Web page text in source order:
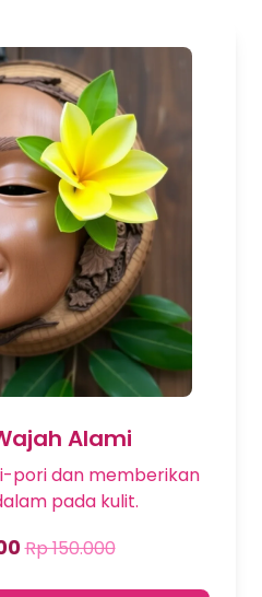
Alami
pori dan memberikan
pada kulit.
Rp 150.000